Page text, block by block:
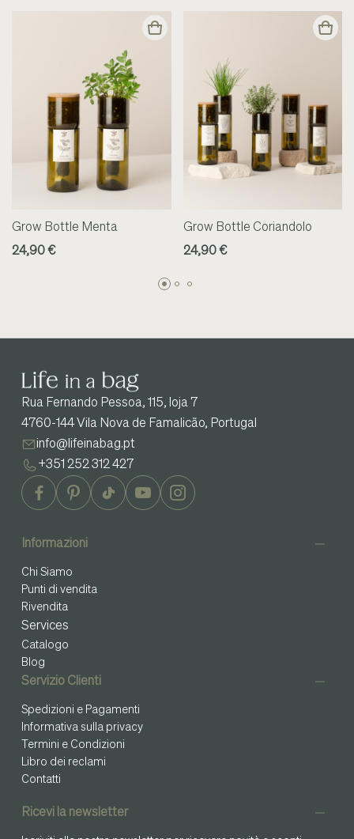
Grow Bottle Menta
24,90 €
Grow Bottle Coriandolo
24,90 €
Rua Fernando Pessoa, 115, loja 7
4760-144 Vila Nova de Famalicão, Portugal
info@lifeinabag.pt
+351 252 312 427
Informazioni
Chi Siamo
Punti di vendita
Rivendita
Services
Catalogo
Blog
Servizio Clienti
Spedizioni e Pagamenti
Informativa sulla privacy
Termini e Condizioni
Libro dei reclami
Contatti
Ricevi la newsletter